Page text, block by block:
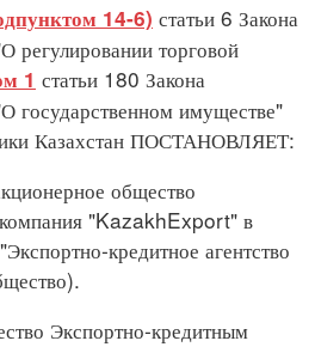
14-6) статьи 6 Закона
регулировании торговой
1 статьи 180 Закона
государственном имуществе"
Казахстан ПОСТАНОВЛЯЕТ:
общество
компания "KazakhExport" в
кредитное агентство
Экспортно-кредитным